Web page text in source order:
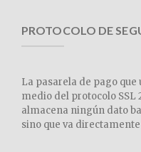
PROTOCOLO DE
La pasarela de pago
medio del protocolo SSL
almacena ningún dato
sino que va